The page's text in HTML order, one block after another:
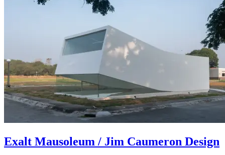
Exalt Mausoleum / Jim Caumeron Design